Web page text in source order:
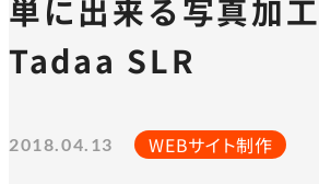
単に出来る写真加
Tadaa SLR
2018.04.13 WEBサイト制作